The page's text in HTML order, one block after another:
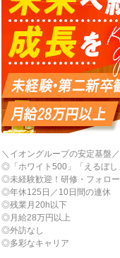
＼イオングループの安定基盤／
◎「ホワイト500」「えるぼし
◎未経験歓迎！研修・フォロ
◎年休125日／10日間の連休
◎残業月20h以下
◎月給28万円以上
◎外訪なし
◎多彩なキャリア